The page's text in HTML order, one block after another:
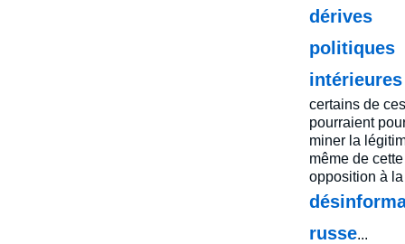
dérives
politiques
intérieures
certains de
pourraient
miner la
même de cette
opposition à la
russe...